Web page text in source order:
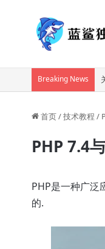
Breaking News
首页/技术教程 /
PHP 7.4
PHP是一种广泛
的.